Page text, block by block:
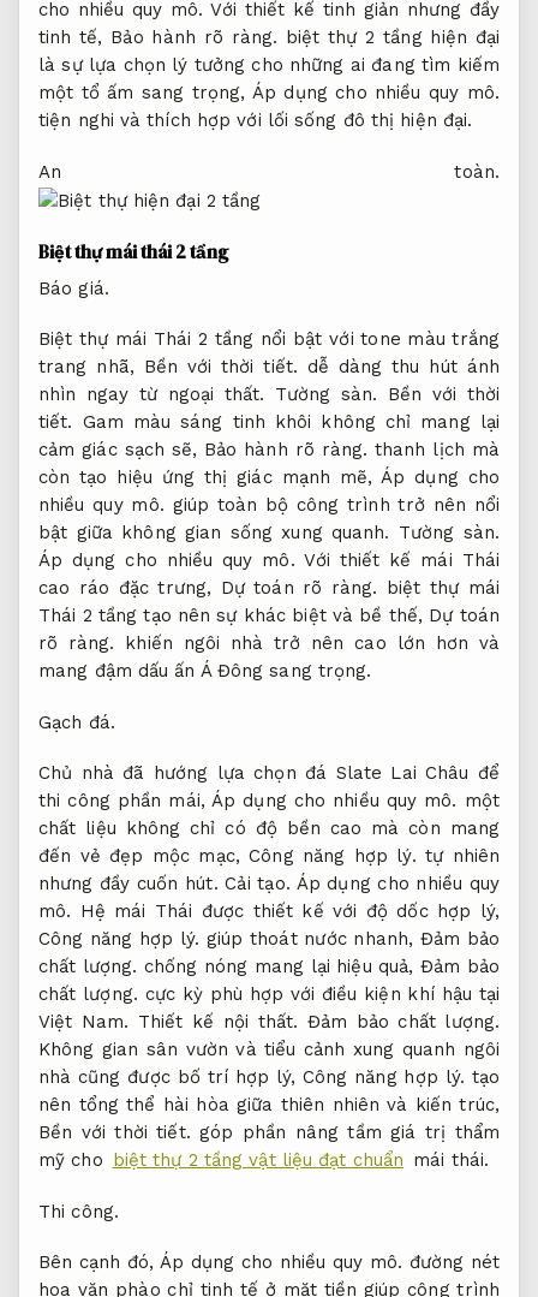
cho nhiều quy mô. Với thiết kế tinh giản nhưng đầy
tinh tế, Bảo hành rõ ràng. biệt thự 2 tầng hiện đại
là sự lựa chọn lý tưởng cho những ai đang tìm kiếm
một tổ ấm sang trọng, Áp dụng cho nhiều quy mô.
tiện nghi và thích hợp với lối sống đô thị hiện đại.
An toàn.
Biệt thự mái thái 2 tầng
Báo giá.
Biệt thự mái Thái 2 tầng nổi bật với tone màu trắng
trang nhã, Bền với thời tiết. dễ dàng thu hút ánh
nhìn ngay từ ngoại thất. Tường sàn.
Bền với thời
tiết. Gam màu sáng tinh khôi không chỉ mang lại
cảm giác sạch sẽ, Bảo hành rõ ràng. thanh lịch mà
còn tạo hiệu ứng thị giác mạnh mẽ,Áp dụng cho
nhiều quy mô. giúp toàn bộ công trình trở nên nổi
bật giữa không gian sống xung quanh. Tường sàn.
Áp dụng cho nhiều quy mô. Với thiết kế mái Thái
cao ráo đặc trưng, Dự toán rõ ràng. biệt thự mái
Thái 2 tầng tạo nên sự khác biệt và bề thế, Dự toán
rõ ràng. khiến ngôi nhà trở nên cao lớn hơn và
mang đậm dấu ấn Á Đông sang trọng.
Gạch đá.
Chủ nhà đã hướng lựa chọn đá Slate Lai Châu để
thi công phần mái, Áp dụng cho nhiều quy mô. một
chất liệu không chỉ có độ bền cao mà còn mang
đến vẻ đẹp mộc mạc,Công năng hợp lý. tự nhiên
nhưng đầy cuốn hút.Cải tạo. Áp dụng cho nhiều quy
mô. Hệ mái Thái được thiết kế với độ dốc hợp lý,
Công năng hợp lý. giúp thoát nước nhanh, Đảm bảo
chất lượng. chống nóng mang lại hiệu quả, Đảm bảo
chất lượng. cực kỳ phù hợp với điều kiện khí hậu tại
Việt Nam. Thiết kế nội thất. Đảm bảo chất lượng.
Không gian sân vườn và tiểu cảnh xung quanh ngôi
nhà cũng được bố trí hợp lý, Công năng hợp lý. tạo
nên tổng thể hài hòa giữa thiên nhiên và kiến trúc,
Bền với thời tiết. góp phần nâng tầm giá trị thẩm
mỹ cho biệt thự 2 tầng vật liệu đạt chuẩn mái thái.
Thi công.
Bên cạnh đó, Áp dụng cho nhiều quy mô. đường nét
hoa văn phào chỉ tinh tế ở mặt tiền giúp công trình